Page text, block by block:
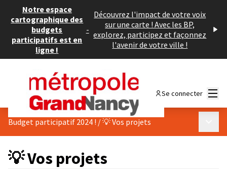
Notre espace
cartographique des
budgets
participatifs est en
ligne !
-
Découvrez l'impact de votre voix
sur une carte ! Avec les BP,
explorez, participez et façonnez
l'avenir de votre ville !
Se connecter
Budget participatif 2024 ! /💡 Vos projets
💡 Vos projets